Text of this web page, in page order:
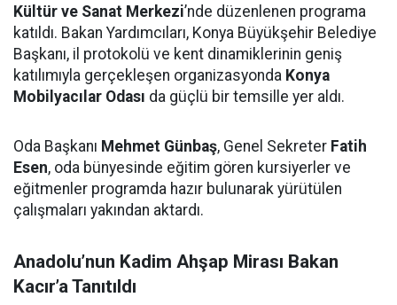
Kültür ve Sanat Merkezi’nde düzenlenen programa
katıldı. Bakan Yardımcıları, Konya Büyükşehir Belediye
Başkanı, il protokolü ve kent dinamiklerinin geniş
katılımıyla gerçekleşen organizasyonda Konya
Mobilyacılar Odası da güçlü bir temsille yer aldı.
Oda Başkanı Mehmet Günbaş, Genel Sekreter Fatih
Esen, oda bünyesinde eğitim gören kursiyerler ve
eğitmenler programda hazır bulunarak yürütülen
çalışmaları yakından aktardı.
Anadolu’nun Kadim Ahşap Mirası Bakan
Kacır’a Tanıtıldı